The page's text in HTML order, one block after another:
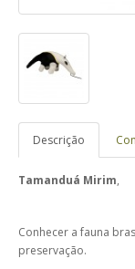
Descrição
Tamanduá Mirim,
Conhecer a fauna
preservação.